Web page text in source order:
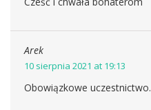
Arek
10 sierpnia 2021 at 19:13
Obowiązkowe uczestnictwo.